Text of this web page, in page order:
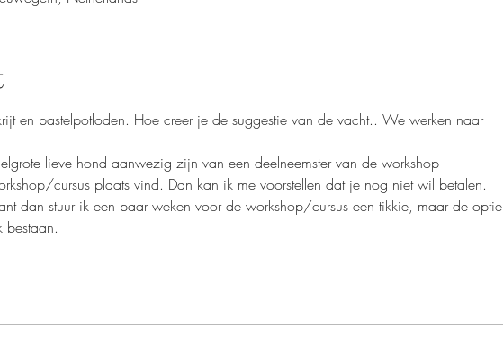
en pastelpotloden. Hoe creer je de suggestie van de vacht.. We werken naar
lieve hond aanwezig zijn van een deelneemster van de workshop
cursus plaats vind. Dan kan ik me voorstellen dat je nog niet wil betalen.
dan stuur ik een paar weken voor de workshop/cursus een tikkie, maar de optie
bestaan.